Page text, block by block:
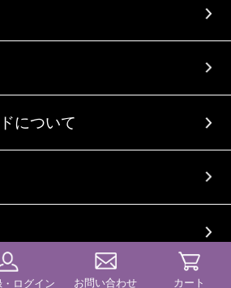
について
ログイン お問い合わせ カート